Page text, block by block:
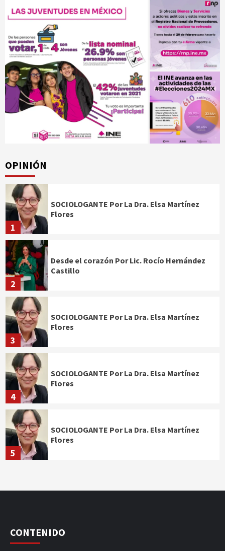
OPINIÓN
1
SOCIOLOGANTE Por La Dra. Elsa Martínez
Flores
2
Desde el corazón Por Lic. Rocío Hernández
Castillo
3
SOCIOLOGANTE Por La Dra. Elsa Martínez
Flores
4
SOCIOLOGANTE Por La Dra. Elsa Martínez
Flores
5
SOCIOLOGANTE Por La Dra. Elsa Martínez
Flores
CONTENIDO